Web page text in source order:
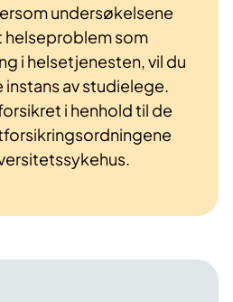
undersøkelsene
helseproblem som
i helsetjenesten, vil du
instans av studielege.
i henhold til de